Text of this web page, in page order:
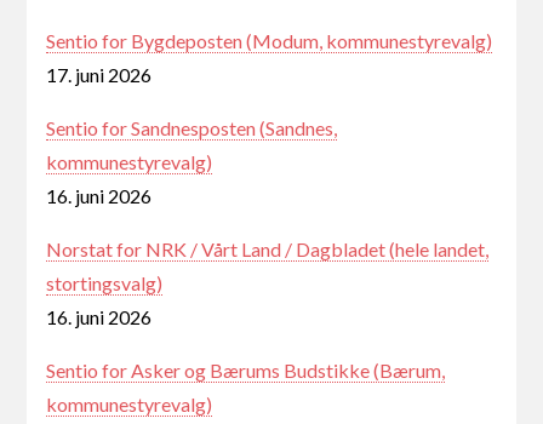
Sentio for Bygdeposten (Modum, kommunestyrevalg)
17. juni 2026
Sentio for Sandnesposten (Sandnes,
kommunestyrevalg)
16. juni 2026
Norstat for NRK / Vårt Land / Dagbladet (hele landet,
stortingsvalg)
16. juni 2026
Sentio for Asker og Bærums Budstikke (Bærum,
kommunestyrevalg)